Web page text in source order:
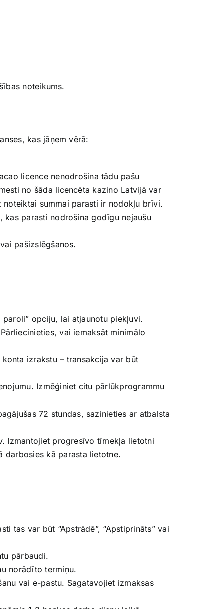
noteikums.
kas jāņem vērā:
licence nenodrošina tādu pašu
no šāda licencēta kazino Latvijā var
summai parasti ir nodokļu brīvi.
kas parasti nodrošina godīgu nejaušu
pašizslēgšanos.
opciju, lai atjaunotu piekļuvi.
vai iemaksāt minimālo
izrakstu – transakcija var būt
Izmēģiniet citu pārlūkprogrammu
72 stundas, sazinieties ar atbalsta
Izmantojiet progresīvo tīmekļa lietotni
darbosies kā parasta lietotne.
tas var būt “Apstrādē”, “Apstiprināts” vai
pārbaudi.
norādīto termiņu.
vai e-pastu. Sagatavojiet izmaksas